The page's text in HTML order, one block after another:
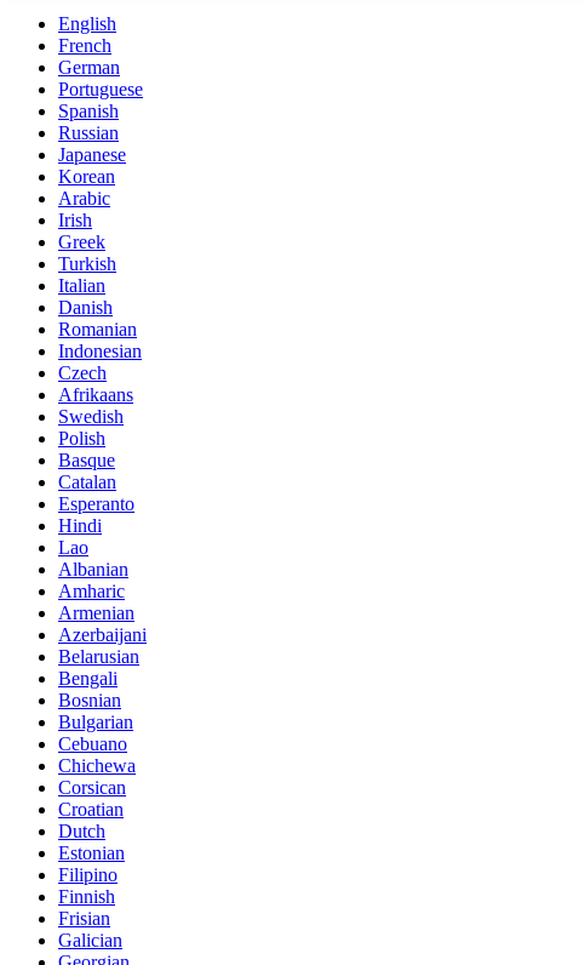
English
French
German
Portuguese
Spanish
Russian
Japanese
Korean
Arabic
Irish
Greek
Turkish
Italian
Danish
Romanian
Indonesian
Czech
Afrikaans
Swedish
Polish
Basque
Catalan
Esperanto
Hindi
Lao
Albanian
Amharic
Armenian
Azerbaijani
Belarusian
Bengali
Bosnian
Bulgarian
Cebuano
Chichewa
Corsican
Croatian
Dutch
Estonian
Filipino
Finnish
Frisian
Galician